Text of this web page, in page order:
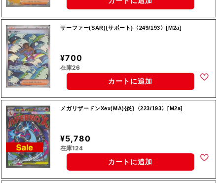
サーファー(SAR){サポート}〈249/193〉[M2a]
¥700
在庫26
カートに追加
メガリザードンXex(MA){炎}〈223/193〉[M2a]
¥5,780
在庫124
カートに追加